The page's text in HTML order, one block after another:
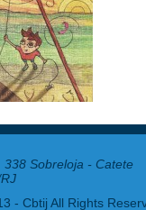
338 Sobreloja - Catete
- Cbtij All Rights